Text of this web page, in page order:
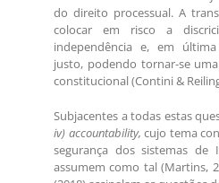
do direito processual. A
colocar em risco a
independência e, em
justo, podendo tornar-se
constitucional (Contini &
Subjacentes a todas estas
iv) accountability, cujo tema
segurança dos sistemas
assumem como tal (Martins,